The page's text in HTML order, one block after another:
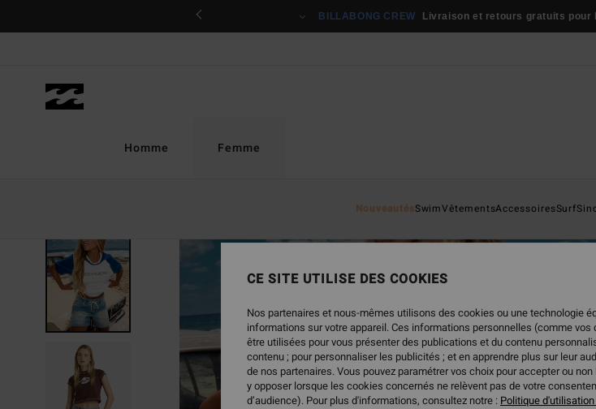
BILLABONG CREW Livraison et retours gratuits pour
Homme Femme
NouveautésSwimVêtementsAccessoiresSurf
CE SITE UTILISE DES COOKIES
Nos partenaires et nous-mêmes utilisons des cookies ou une technologie
informations sur votre appareil. Ces informations personnelles (comme
être utilisées pour vous présenter des publications et du contenu
contenu ; pour personnaliser les publicités ; et en apprendre plus sur leur
de nos partenaires. Vous pouvez paramétrer vos choix pour accepter ou
y opposer lorsque les cookies concernés ne relèvent pas de votre
d’audience). Pour plus d'informations, consultez notre : Politique